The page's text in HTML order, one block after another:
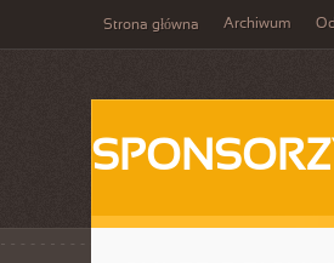
Strona główna Archiwum